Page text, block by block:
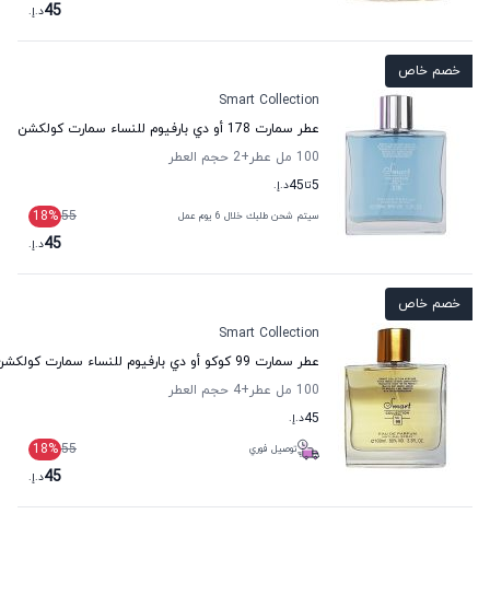
45د.إ.
خصم خاص
Smart Collection
عطر سمارت 178 أو دي بارفيوم للنساء سمارت كولكشن
100 مل عطر
+2
حجم العطر
5تا45د.إ.
سيتم شحن طلبك خلال 6 يوم عمل 55
18%
45د.إ.
خصم خاص
Smart Collection
عطر سمارت 99 كوكو أو دي بارفيوم للنساء سمارت كولكشن
100 مل عطر
+4
حجم العطر
45د.إ.
توصيل فوري 55
18%
45د.إ.